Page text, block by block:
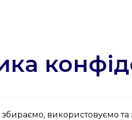
використовуємо та